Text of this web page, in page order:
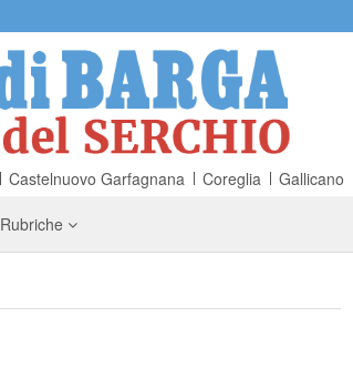
Castelnuovo Garfagnana Coreglia Gallicano
Rubriche